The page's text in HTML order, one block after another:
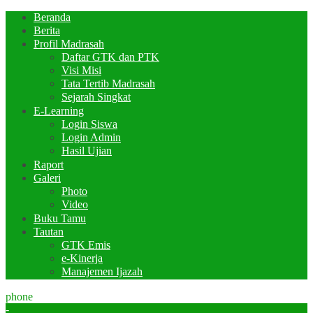
Beranda
Berita
Profil Madrasah
Daftar GTK dan PTK
Visi Misi
Tata Tertib Madrasah
Sejarah Singkat
E-Learning
Login Siswa
Login Admin
Hasil Ujian
Raport
Galeri
Photo
Video
Buku Tamu
Tautan
GTK Emis
e-Kinerja
Manajemen Ijazah
phone
-